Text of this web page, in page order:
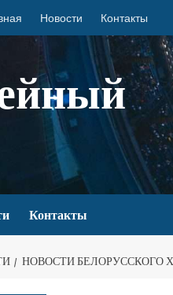
Новости Контакты
Контакты
НОВОСТИ БЕЛОРУССКОГО